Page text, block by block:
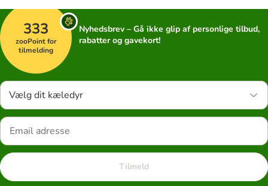
333
zooPoint for
tilmelding
Nyhedsbrev – Gå ikke glip af personlige tilbud,
rabatter og gavekort!
Vælg dit kæledyr
Tilmeld